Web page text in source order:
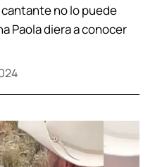
no lo puede
Paola diera a conocer